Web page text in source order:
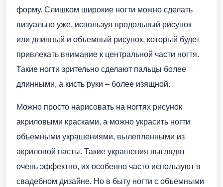
форму. Слишком широкие ногти можно сделать
визуально уже, используя продольный рисунок
или длинный и объемный рисунок, который будет
привлекать внимание к центральной части ногтя.
Такие ногти зрительно сделают пальцы более
длинными, а кисть руки – более изящной.
Можно просто нарисовать на ногтях рисунок
акриловыми красками, а можно украсить ногти
объемными украшениями, вылепленными из
акриловой пасты. Такие украшения выглядят
очень эффектно, их особенно часто используют в
свадебном дизайне. Но в быту ногти с объемными